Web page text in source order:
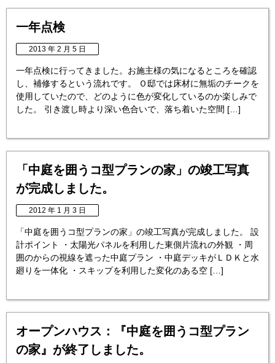
一年点検
2013 年 2 月 5 日
一年点検に行ってきました。お施主様の気になるところを確認
し、補修するという流れです。 Ｏ邸では床材に無垢のチークを
使用していたので、どのように色が変化しているのか楽しみで
した。 引き渡し時より深い色合いで、落ち着いた空間 […]
「中庭を囲うコ型プランの家」の竣工写真
が完成しました。
2012 年 1 月 3 日
「中庭を囲うコ型プランの家」の竣工写真が完成しました。 設
計ポイント ・太陽光パネルを利用した東側片流れの外観 ・周
囲のからの視線を遮った中庭プラン ・中庭デッキがＬＤＫと水
廻りを一体化 ・スキップを利用した変化のある空 […]
オープンハウス：『中庭を囲うコ型プラン
の家』が終了しました。